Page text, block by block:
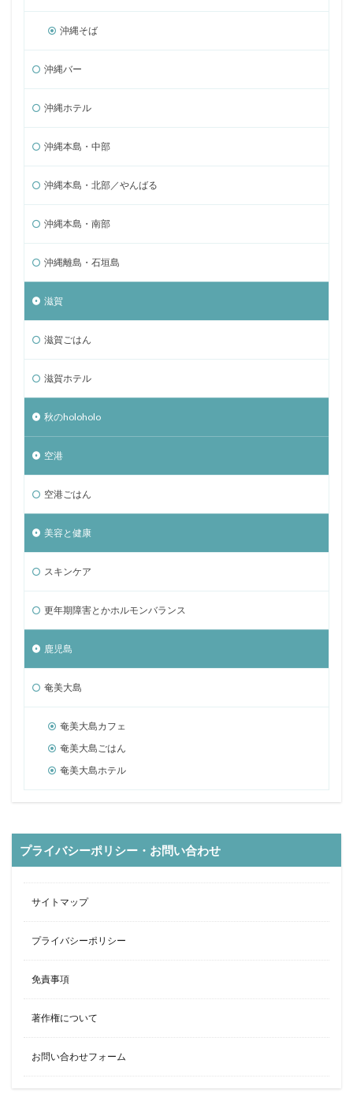
沖縄そば
沖縄バー
沖縄ホテル
沖縄本島・中部
沖縄本島・北部／やんばる
沖縄本島・南部
沖縄離島・石垣島
滋賀
滋賀ごはん
滋賀ホテル
秋のholoholo
空港
空港ごはん
美容と健康
スキンケア
更年期障害とかホルモンバランス
鹿児島
奄美大島
奄美大島カフェ
奄美大島ごはん
奄美大島ホテル
プライバシーポリシー・お問い合わせ
サイトマップ
プライバシーポリシー
免責事項
著作権について
お問い合わせフォーム